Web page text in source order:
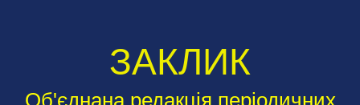
ЗАКЛИК
Об'єднана редакція періодичних